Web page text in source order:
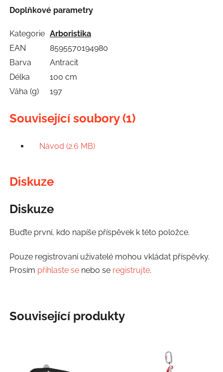
Doplňkové parametry
Kategorie Arboristika
EAN
8595570194980
Barva
Antracit
Délka
100 cm
Váha (g)
197
Související soubory (1)
Návod (2.6 MB)
Diskuze
Diskuze
Buďte první, kdo napíše příspěvek k této položce.
Pouze registrovaní uživatelé mohou vkládat příspěvky.
Prosím přihlaste senebo se registrujte.
Související produkty